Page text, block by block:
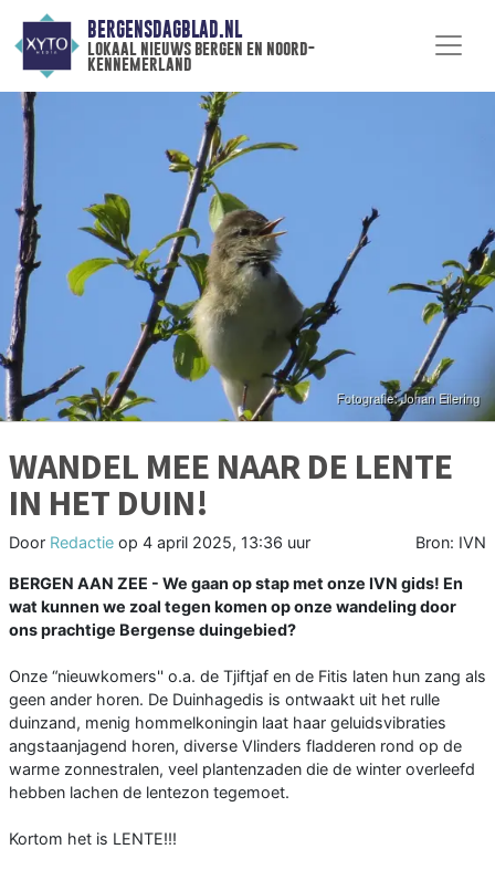
BERGENSDAGBLAD.NL
lokaal nieuws bergen en noord-
kennemerland
WANDEL MEE NAAR DE LENTE
IN HET DUIN!
Door Redactie op 4 april 2025, 13:36 uur Bron: IVN
BERGEN AAN ZEE - We gaan op stap met onze IVN gids! En
wat kunnen we zoal tegen komen op onze wandeling door
ons prachtige Bergense duingebied?
Onze “nieuwkomers'' o.a. de Tjiftjaf en de Fitis laten hun zang als
geen ander horen. De Duinhagedis is ontwaakt uit het rulle
duinzand, menig hommelkoningin laat haar geluidsvibraties
angstaanjagend horen, diverse Vlinders fladderen rond op de
warme zonnestralen, veel plantenzaden die de winter overleefd
hebben lachen de lentezon tegemoet.
Kortom het is LENTE!!!